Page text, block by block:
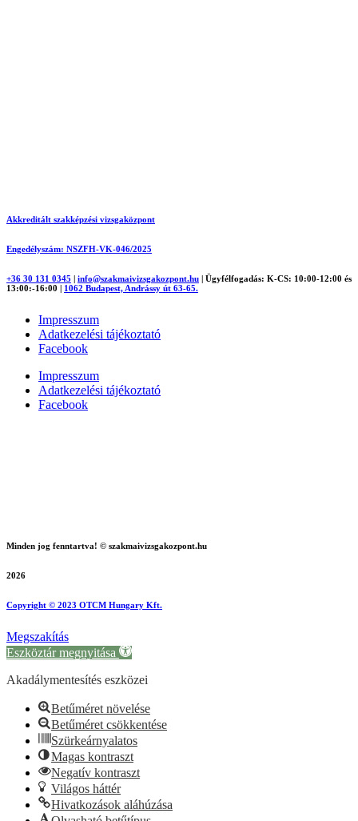
Akkreditált szakképzési vizsgaközpont
Engedélyszám: NSZFH-VK-046/2025
+36 30 131 0345 info@szakmaivizsgakozpont.hu
Ügyfélfogadás: K-CS: 10:00-12:00 és
13:00:-16:00
1062 Budapest, Andrássy út 63-65.
Impresszum
Adatkezelési tájékoztató
Facebook
Impresszum
Adatkezelési tájékoztató
Facebook
Minden jog fenntartva! © szakmaivizsgakozpont.hu
2026
Copyright © 2023 OTCM Hungary Kft.
Megszakítás
Eszköztár megnyitása
Akadálymentesítés eszközei
Betűméret növelése
Betűméret csökkentése
Szürkeárnyalatos
Magas kontraszt
Negatív kontraszt
Világos háttér
Hivatkozások aláhúzása